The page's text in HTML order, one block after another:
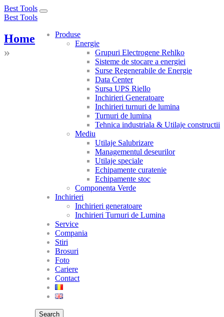
Best Tools
Toggle
Best Tools
Produse
Energie
Grupuri Electrogene Rehlko
Sisteme de stocare a energiei
Surse Regenerabile de Energie
Data Center
Sursa UPS Riello
Inchirieri Generatoare
Inchirieri turnuri de lumina
Turnuri de lumina
Tehnica industriala & Utilaje constructii
Mediu
Utilaje Salubrizare
Managementul deseurilor
Utilaje speciale
Echipamente curatenie
Echipamente stoc
Componenta Verde
Inchirieri
Inchirieri generatoare
Inchirieri Turnuri de Lumina
Service
Compania
Stiri
Brosuri
Foto
Cariere
Contact
Search
Home
»